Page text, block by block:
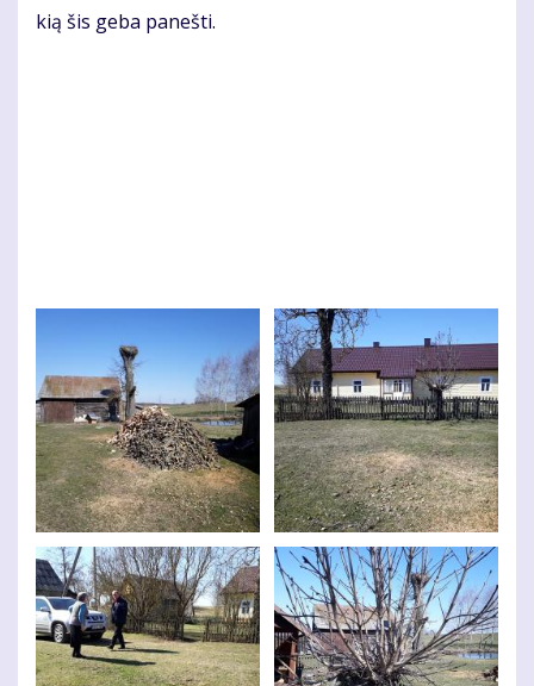
kią šis ge­ba pa­neš­ti.